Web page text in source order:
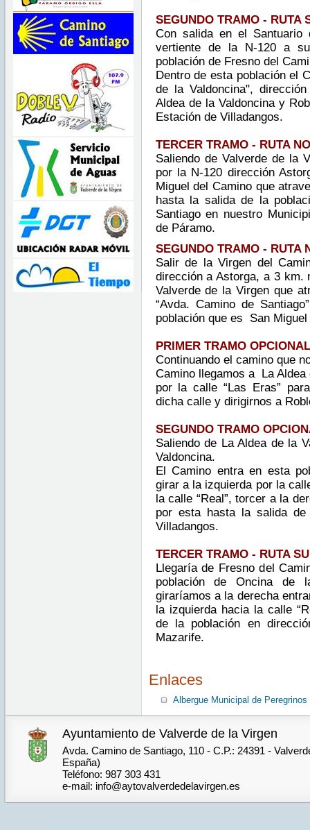
SEGUNDO TRAMO - RUTA
Con salida en el
vertiente de la N-120 a
población de Fresno del
Dentro de esta población el
de
la Valdoncina",
Aldea de la Valdoncina y
Estación de Villadangos.
TERCER TRAMO - RUTA
Saliendo de Valverde de la
por la N-120 dirección
Miguel del Camino que
hasta la salida de la
Santiago en nuestro
de Páramo.
SEGUNDO TRAMO - RUTA
Salir de la Virgen del
dirección a Astorga, a 3 km.
Valverde de la Virgen que
“Avda. Camino de
población que es San Miguel
PRIMER TRAMO OPCIONAL
Continuando el camino que
Camino llegamos a La
por la calle “Las Eras”
dicha calle y dirigirnos a
SEGUNDO TRAMO
Saliendo de La Aldea de la
Valdoncina.
El Camino entra en esta
girar a la izquierda por la
la calle “Real”, torcer a la
por esta hasta la salida
Villadangos.
TERCER TRAMO - RUTA
Llegaría de Fresno del
población de Oncina de
giraríamos a la derecha
la izquierda hacia la calle
de la población en
Mazarife.
Enlaces
Albergue Municipal de Peregrinos
Ayuntamiento de Valverde de la Virgen
Avda. Camino de Santiago, 110 - C.P.: 24391 -
España)
Teléfono: 987 303 431
e-mail: info@aytovalverdedelavirgen.es